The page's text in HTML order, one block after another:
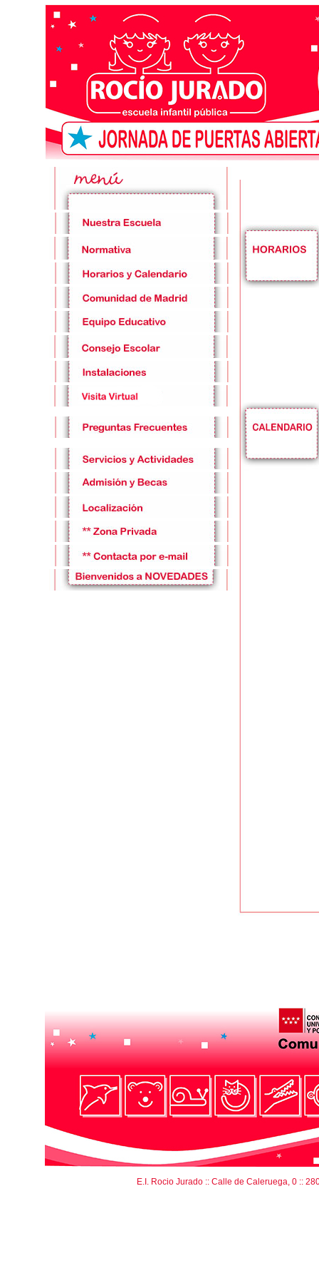
E.I. Rocio Jurado :: Calle de Caleruega, 0